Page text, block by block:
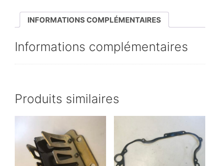
INFORMATIONS COMPLÉMENTAIRES
Informations complémentaires
Produits similaires